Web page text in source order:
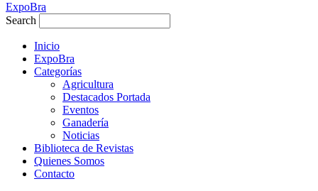
ExpoBra
Search
Inicio
ExpoBra
Categorías
Agricultura
Destacados Portada
Eventos
Ganadería
Noticias
Biblioteca de Revistas
Quienes Somos
Contacto